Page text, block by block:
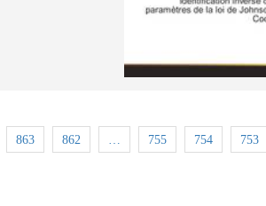
753
754
755
…
862
863